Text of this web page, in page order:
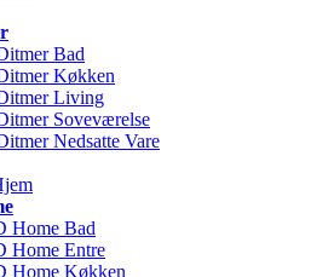
Bad
Køkken
Living
Soveværelse
Nedsatte Vare
Home Bad
Home Entre
Home Køkken